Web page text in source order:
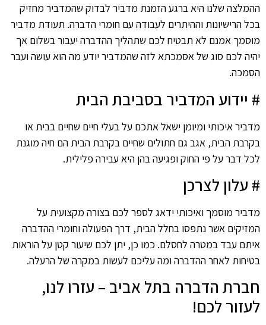
ההמלצה שלנו היא ברגע הזמנת מדביר לבדוק שהמדביר מחזיק
בכל הרישיונות וההיתרים לעבודה עם חומרי הדברה. תעודת מדביר
מוסמך אמנם לא תבטיח לכם שתהליך ההדברה יעבור בשלום אך
יהיה לכם סוג של אסמכתא לזה שהמדביר יודע מה הוא עושה ועבר
הסמכה.
# יידוע המדביר בסביבת הבית
מדביר איכותי ומיומן ישאל אתכם על בעלי חיים שחיים בבית או
בקרבת הבית, אגב גם חתולים שחיים בקרבת הבית הם חיה מוגנת
לכל דבר על פי החוק ופגיעה בהן היא עבירה פלילית.
# עלון לצרכן
מדביר מוסמך ואיכותי ידאג לספר לכם בצורה מקצועית על
המזיקים אשר נתפסו בחלל הבית, דרך הפעולה וחומרי ההדברה
איתם עבד במטרה לחסלם. כמו כן, יתן לכם שיעור קטן על הוראות
בטיחות לאחר ההדברה ומה עליכם לעשות במקרה של הרעלה.
חברת הדברה בתל אביב – עזרו לנו,
לעזור לכם!